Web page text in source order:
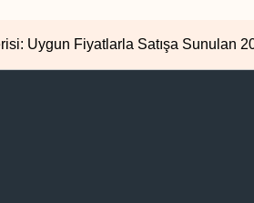
Uygun Fiyatlarla Satışa Sunulan